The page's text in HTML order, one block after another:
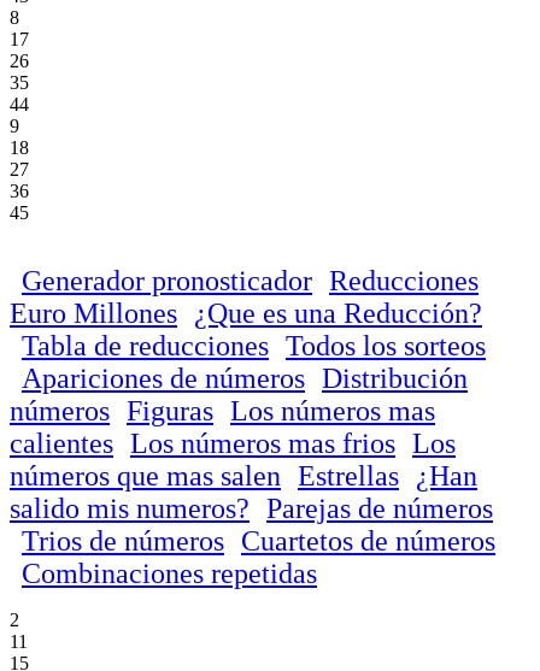
8
17
26
35
44
9
18
27
36
45
Generador pronosticador Reducciones
Euro Millones
¿Que es una Reducción?
Tabla de reducciones Todos los sorteos
Apariciones de números Distribución
números Figuras Los números mas
calientes Los números mas frios Los
números que mas salen Estrellas
¿Han
salido mis numeros? Parejas de números
Trios de números Cuartetos de números
Combinaciones repetidas
2
11
15